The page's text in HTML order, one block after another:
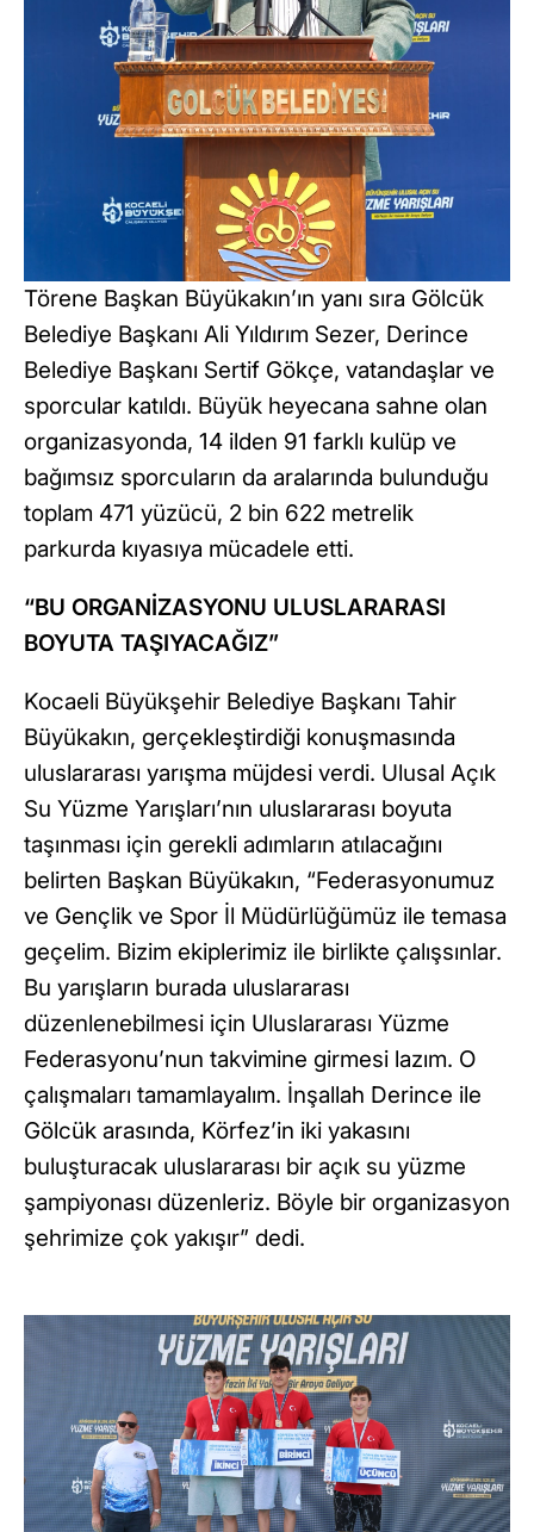
Törene Başkan Büyükakın’ın yanı sıra Gölcük
Belediye Başkanı Ali Yıldırım Sezer, Derince
Belediye Başkanı Sertif Gökçe, vatandaşlar ve
sporcular katıldı. Büyük heyecana sahne olan
organizasyonda, 14 ilden 91 farklı kulüp ve
bağımsız sporcuların da aralarında bulunduğu
toplam 471 yüzücü, 2 bin 622 metrelik
parkurda kıyasıya mücadele etti.
“BU ORGANİZASYONU ULUSLARARASI
BOYUTA TAŞIYACAĞIZ”
Kocaeli Büyükşehir Belediye Başkanı Tahir
Büyükakın, gerçekleştirdiği konuşmasında
uluslararası yarışma müjdesi verdi. Ulusal Açık
Su Yüzme Yarışları’nın uluslararası boyuta
taşınması için gerekli adımların atılacağını
belirten Başkan Büyükakın, “Federasyonumuz
ve Gençlik ve Spor İl Müdürlüğümüz ile temasa
geçelim. Bizim ekiplerimiz ile birlikte çalışsınlar.
Bu yarışların burada uluslararası
düzenlenebilmesi için Uluslararası Yüzme
Federasyonu’nun takvimine girmesi lazım. O
çalışmaları tamamlayalım. İnşallah Derince ile
Gölcük arasında, Körfez’in iki yakasını
buluşturacak uluslararası bir açık su yüzme
şampiyonası düzenleriz. Böyle bir organizasyon
şehrimize çok yakışır” dedi.